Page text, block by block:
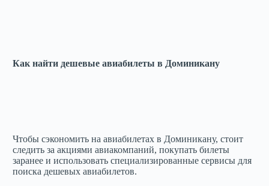
Как найти дешевые авиабилеты в Доминикану
Чтобы сэкономить на авиабилетах в Доминикану, стоит
следить за акциями авиакомпаний, покупать билеты
заранее и использовать специализированные сервисы для
поиска дешевых авиабилетов.